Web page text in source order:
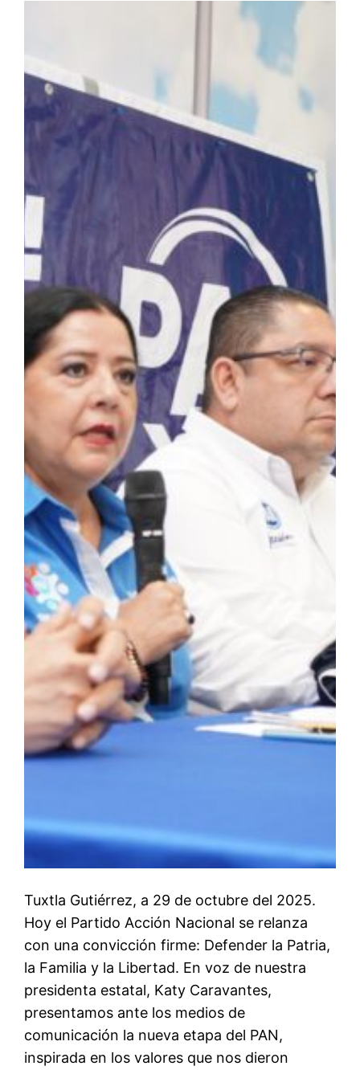
Tuxtla Gutiérrez, a 29 de octubre del 2025.
Hoy el Partido Acción Nacional se relanza
con una convicción firme: Defender la Patria,
la Familia y la Libertad. En voz de nuestra
presidenta estatal, Katy Caravantes,
presentamos ante los medios de
comunicación la nueva etapa del PAN,
inspirada en los valores que nos dieron